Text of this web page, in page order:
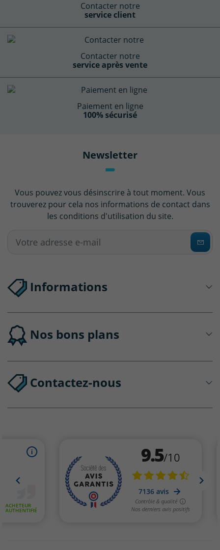
Contacter notre
service client
Contacter notre
service après vente
Paiement en ligne
100% sécurisé
Newsletter
Vous pouvez vous désinscrire à tout moment. Vous
trouverez pour cela nos informations de contact dans
les conditions d'utilisation du site.
Informations
Nos bons plans
Contactez-nous